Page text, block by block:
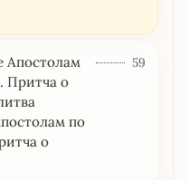
Апостолам
Притча о
по
о
59